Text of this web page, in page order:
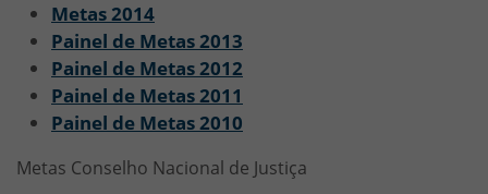
Metas 2014
Painel de Metas 2013
Painel de Metas 2012
Painel de Metas 2011
Painel de Metas 2010
Metas Conselho Nacional de Justiça